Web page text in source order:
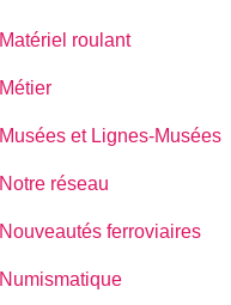
Matériel roulant
Métier
Musées et Lignes-Musées
Notre réseau
Nouveautés ferroviaires
Numismatique